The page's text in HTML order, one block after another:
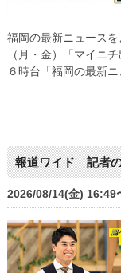
福岡の最新ニュース
（月・金）「マイニ
６時台「福岡の最新
報道ワイド 記者
2026/08/14(金) 16:49